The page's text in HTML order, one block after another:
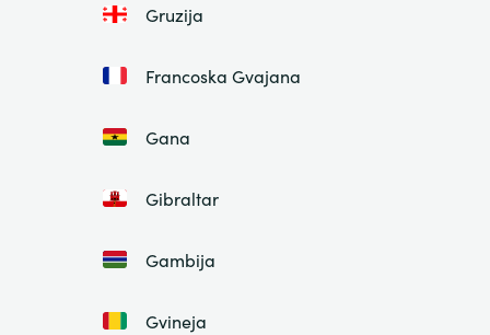
Gruzija
Francoska Gvajana
Gana
Gibraltar
Gambija
Gvineja